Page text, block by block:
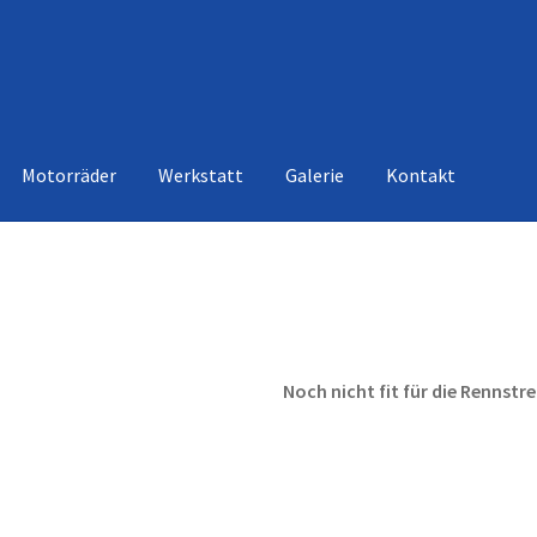
Motorräder Werkstatt Galerie Kontakt
Noch nicht fit für die